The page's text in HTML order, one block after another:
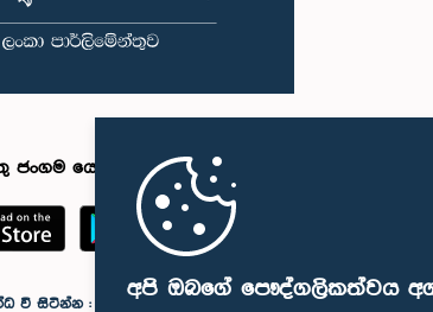
අපි ඔබගේ පෞද්ගලිකත්වය
ජංගම යෙදුම
වී සිටින්න :